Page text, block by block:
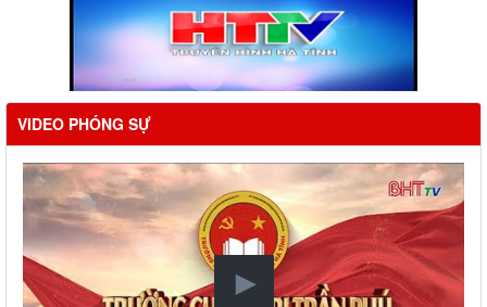
VIDEO PHÓNG SỰ